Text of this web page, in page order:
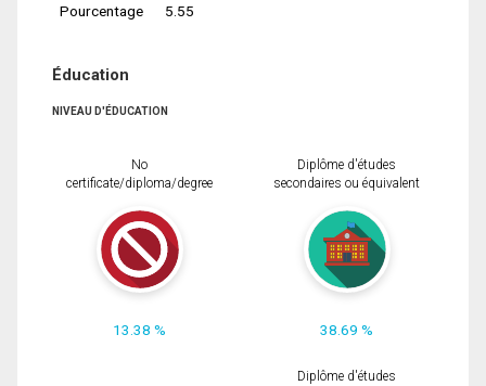
Pourcentage
5.55
Éducation
NIVEAU D'ÉDUCATION
No
certificate/diploma/degree
13.38 %
Diplôme d'études
secondaires ou équivalent
38.69 %
Diplôme d'études